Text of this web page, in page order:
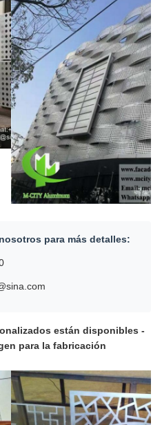
para más detalles:
están disponibles -
para la fabricación